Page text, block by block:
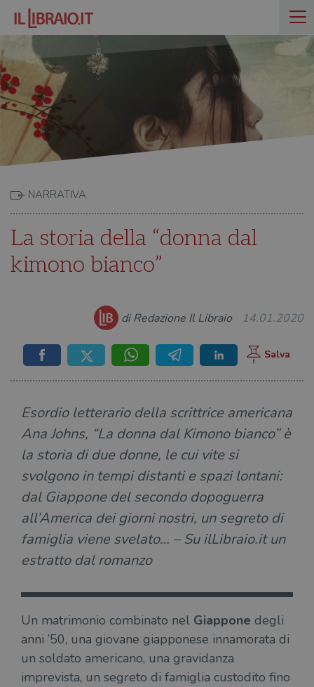
NARRATIVA
La storia della “donna dal
kimono bianco”
di Redazione Il Libraio 14.01.2020
Esordio letterario della scrittrice americana
Ana Johns, “La donna dal Kimono bianco” è
la storia di due donne, le cui vite si
svolgono in tempi distanti e spazi lontani:
dal Giappone del secondo dopoguerra
all’America dei giorni nostri, un segreto di
famiglia viene svelato… – Su ilLibraio.it un
estratto dal romanzo
Un matrimonio combinato nel Giappone degli
anni ’50, una giovane giapponese innamorata di
un soldato americano, una gravidanza
imprevista, un segreto di famiglia custodito fino